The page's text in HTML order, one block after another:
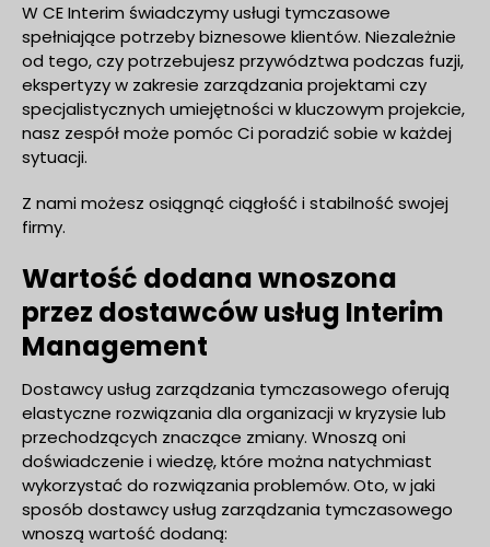
W CE Interim świadczymy usługi tymczasowe
spełniające potrzeby biznesowe klientów. Niezależnie
od tego, czy potrzebujesz przywództwa podczas fuzji,
ekspertyzy w zakresie zarządzania projektami czy
specjalistycznych umiejętności w kluczowym projekcie,
nasz zespół może pomóc Ci poradzić sobie w każdej
sytuacji.
Z nami możesz osiągnąć ciągłość i stabilność swojej
firmy.
Wartość dodana wnoszona
przez dostawców usług Interim
Management
Dostawcy usług zarządzania tymczasowego oferują
elastyczne rozwiązania dla organizacji w kryzysie lub
przechodzących znaczące zmiany. Wnoszą oni
doświadczenie i wiedzę, które można natychmiast
wykorzystać do rozwiązania problemów.Oto, w jaki
sposób dostawcy usług zarządzania tymczasowego
wnoszą wartość dodaną: